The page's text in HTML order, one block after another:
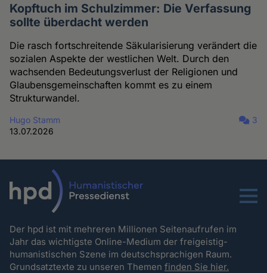
Kopftuch im Schulzimmer: Die Verfassung
sollte überdacht werden
Die rasch fortschreitende Säkularisierung verändert die
sozialen Aspekte der westlichen Welt. Durch den
wachsenden Bedeutungsverlust der Religionen und
Glaubensgemeinschaften kommt es zu einem
Strukturwandel.
Hugo Stamm
13.07.2026
3
Menu
Der hpd ist mit mehreren Millionen Seitenaufrufen im
Jahr das wichtigste Online-Medium der freigeistig-
humanistischen Szene im deutschsprachigen Raum.
Grundsatztexte zu unseren Themenfinden Sie hier.